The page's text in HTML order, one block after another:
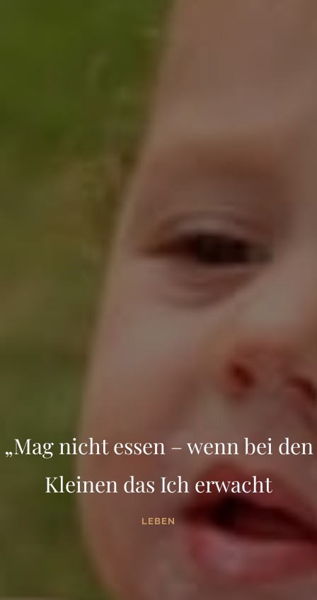
„Mag nicht essen – wenn bei den
Kleinen das Ich erwacht
LEBEN